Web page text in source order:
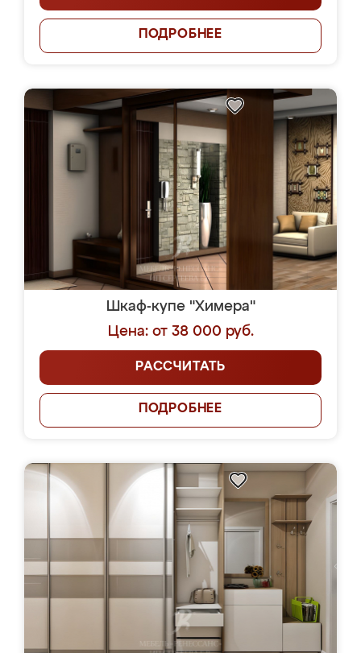
ПОДРОБНЕЕ
Шкаф-купе "Химера"
Цена: от 38 000 руб.
РАССЧИТАТЬ
ПОДРОБНЕЕ